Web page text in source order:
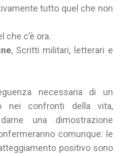
tutto quel che non
che c’è ora.
, Scritti militari, letterari e
necessaria di un
nei confronti della vita,
una dimostrazione
comunque: le
positivo sono